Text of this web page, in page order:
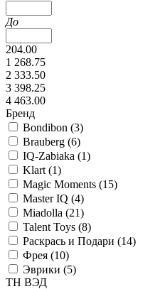
До
204.00
1 268.75
2 333.50
3 398.25
4 463.00
Бренд
Bondibon (3)
Brauberg (6)
IQ-Zabiaka (1)
Klart (1)
Magic Moments (15)
Master IQ (4)
Miadolla (21)
Talent Toys (8)
Раскрась и Подари (14)
Фрея (10)
Эврики (5)
ТН ВЭД